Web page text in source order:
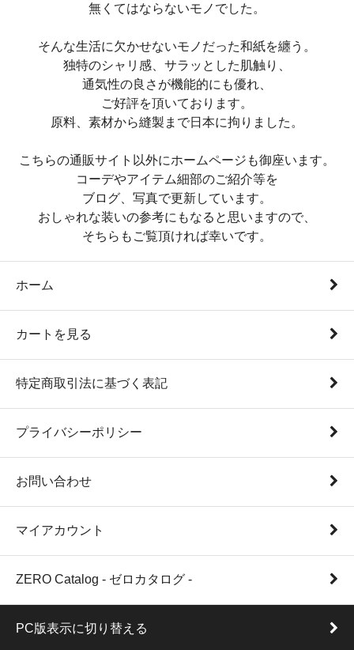
無くてはならないモノでした。
そんな生活に欠かせないモノだった和紙を纏う。
独特のシャリ感、サラッとした肌触り、
通気性の良さが機能的にも優れ、
ご好評を頂いております。
原料、素材から縫製まで日本に拘りました。
こちらの通販サイト以外にホームページも御座います。
コーデやアイテム細部のご紹介等を
ブログ、写真で更新しています。
おしゃれな装いの参考にもなると思いますので、
そちらもご覧頂ければ幸いです。
ホーム
カートを見る
特定商取引法に基づく表記
プライバシーポリシー
お問い合わせ
マイアカウント
ZERO Catalog - ゼロカタログ -
PC版表示に切り替える